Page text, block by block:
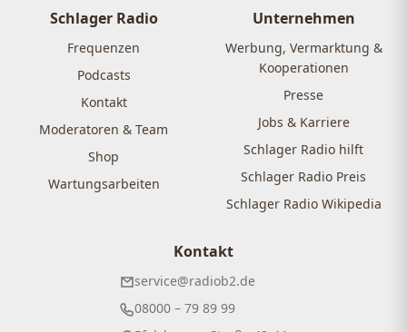
Schlager Radio
Frequenzen
Podcasts
Kontakt
Moderatoren & Team
Shop
Wartungsarbeiten
Unternehmen
Werbung, Vermarktung &
Kooperationen
Presse
Jobs & Karriere
Schlager Radio hilft
Schlager Radio Preis
Schlager Radio Wikipedia
Kontakt
service@radiob2.de
08000 – 79 89 99